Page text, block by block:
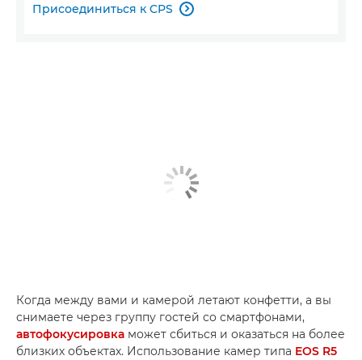
Присоединиться к CPS 
Когда между вами и камерой летают конфетти, а вы
снимаете через группу гостей со смартфонами,
автофокусировка может сбиться и оказаться на более
близких объектах. Использование камер типа EOS R5